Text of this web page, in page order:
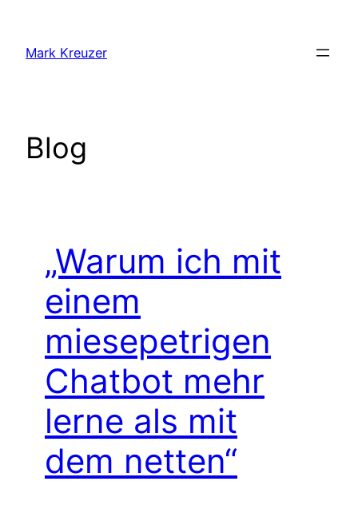
springen
Mark Kreuzer
Blog
„Warum ich mit
einem
miesepetrigen
Chatbot mehr
lerne als mit
dem netten“